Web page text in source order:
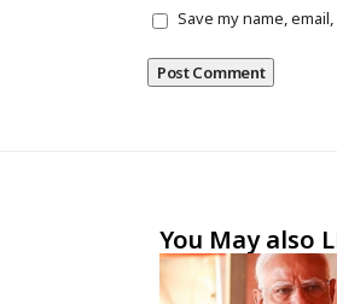
Save my name,
You May also